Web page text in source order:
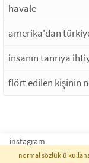
havale
amerika'dan
insanın tanrıya
flört edilen kişinin
instagram
normal sözlük'ü